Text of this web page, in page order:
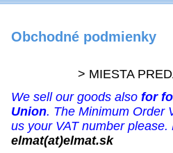
Obchodné podmienky
> MIESTA
We sell our goods also for
Union. The Minimum Order
us your VAT number
elmat(at)elmat.sk